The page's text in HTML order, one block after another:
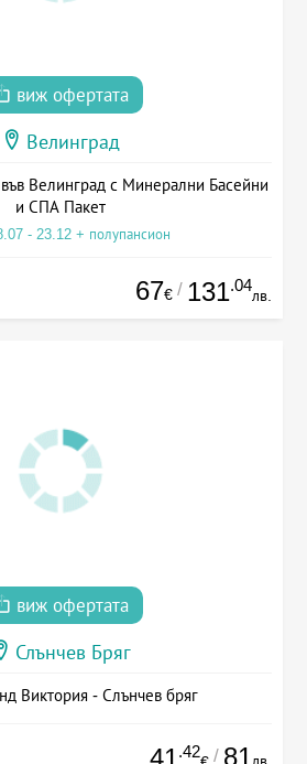
виж офертата
Велинград
Велинград с Минерални Басейни
и СПА Пакет
- 23.12 + полупансион
67€ / 131.04
лв.
виж офертата
Слънчев Бряг
Виктория - Слънчев бряг
41 .42 / 81